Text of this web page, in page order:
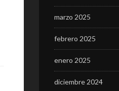
marzo 2025
febrero 2025
enero 2025
diciembre 2024